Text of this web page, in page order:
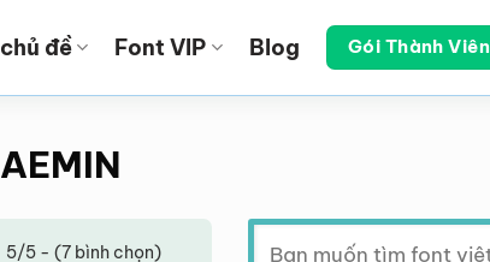
đề Font VIP Blog Gói Thành Viên
5/5 - (7 bình chọn)
Tìm